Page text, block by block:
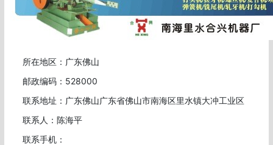
所在地区：广东佛山
邮政编码：528000
联系地址：广东佛山广东省佛山市南海区里水镇大冲工业区
联系人：陈海平
联系手机：